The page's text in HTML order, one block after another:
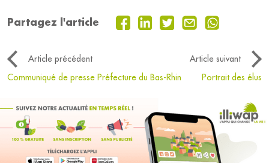
Partagez l'article
Article précédent
Article suivant
Communiqué de presse Préfecture du Bas-Rhin
Portrait des élus